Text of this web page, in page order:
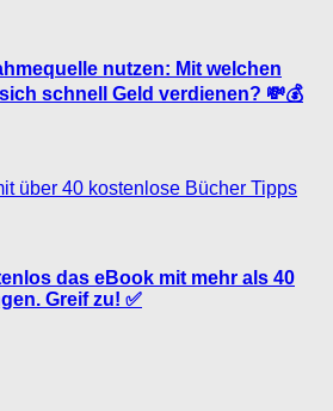
nutzen: Mit welchen
schnell Geld verdienen? 💸💰
das eBook mit mehr als 40
Greif zu! ✅